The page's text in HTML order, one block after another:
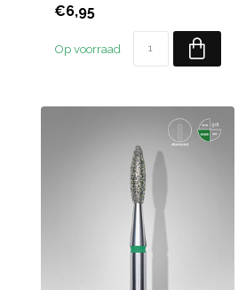
€6,95
Op voorraad